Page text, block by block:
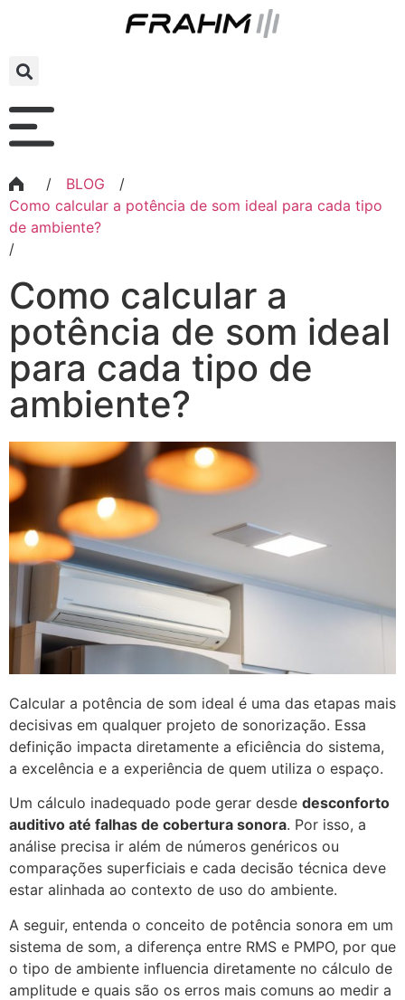
/ BLOG
/
Como calcular a potência de som ideal para cada tipo
de ambiente?
/
Como calcular a
potência de som ideal
para cada tipo de
ambiente?
Calcular a potência de som ideal é uma das etapas mais
decisivas em qualquer projeto de sonorização. Essa
definição impacta diretamente a eficiência do sistema,
a excelência e a experiência de quem utiliza o espaço.
Um cálculo inadequado pode gerar desde desconforto
auditivo até falhas de cobertura sonora. Por isso, a
análise precisa ir além de números genéricos ou
comparações superficiais e cada decisão técnica deve
estar alinhada ao contexto de uso do ambiente.
A seguir, entenda o conceito de potência sonora em um
sistema de som, a diferença entre RMS e PMPO, por que
o tipo de ambiente influencia diretamente no cálculo de
amplitude e quais são os erros mais comuns ao medir a